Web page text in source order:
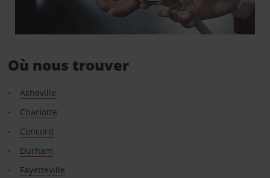
Où nous trouver
Asheville
Charlotte
Concord
Durham
Fayetteville